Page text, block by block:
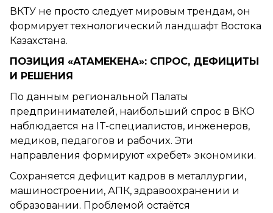
ВКТУ не просто следует мировым трендам, он
формирует технологический ландшафт Востока
Казахстана.
ПОЗИЦИЯ «АТАМЕКЕНА»: СПРОС, ДЕФИЦИТЫ
И РЕШЕНИЯ
По данным региональной Палаты
предпринимателей, наибольший спрос в ВКО
наблюдается на IT-специалистов, инженеров,
медиков, педагогов и рабочих. Эти
направления формируют «хребет» экономики.
Сохраняется дефицит кадров в металлургии,
машиностроении, АПК, здравоохранении и
образовании. Проблемой остаётся